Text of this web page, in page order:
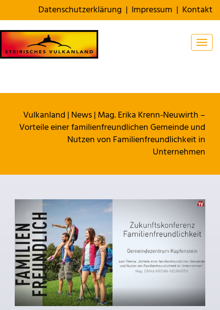
Datenschutzerklärung | Impressum | Kontakt
Vulkanland | News| Mag. Erika Krenn-Neuwirth –
Vorteile einer familienfreundlichen Gemeinde und
Nutzen von Familienfreundlichkeit in
Unternehmen